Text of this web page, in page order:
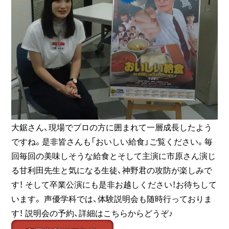
大鋸さん、現場でプロの方に囲まれて一層成長したよう
ですね。是非皆さんも「おいしい給食」ご覧ください。毎
回毎回の美味しそうな給食とそして主演に市原さん演じ
る甘利田先生と気になる生徒、神野君の攻防が楽しみで
す！ そして卒業公演にも是非お越しください！お待ちして
います。 声優学科では、体験説明会も随時行っておりま
す！ 説明会の予約、詳細はこちらからどうぞ♪